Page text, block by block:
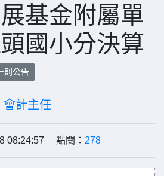
基金附屬單
國小分決算
則公告
會計主任
08:24:57 點閱： 278